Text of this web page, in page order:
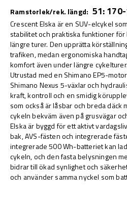
Ramstorlek/rek. längd: 51:
Crescent Elska är en SUV-elcykel
stabilitet och praktiska funktioner
längre turer. Den upprätta
trafiken, medan ergonomiska
komfort även under längre cykelturer.
Utrustad med en Shimano EP5-
Shimano Nexus 5-växlar och
kraft, kontroll och en smidig
som också är låsbar och breda
cykeln bekväm även på grusvägar
Elska är byggd för ett aktivt
bak, AVS-fästen och integrerade
integrerade 500 Wh-batteriet kan
cykeln, och den fasta belysningen
bidrar till ökad synlighet och
och använder samma nyckel som